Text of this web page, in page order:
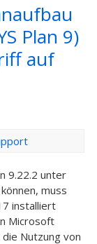
Plan 9)
auf
9.22.2 unter
muss
installiert
Microsoft
Nutzung von